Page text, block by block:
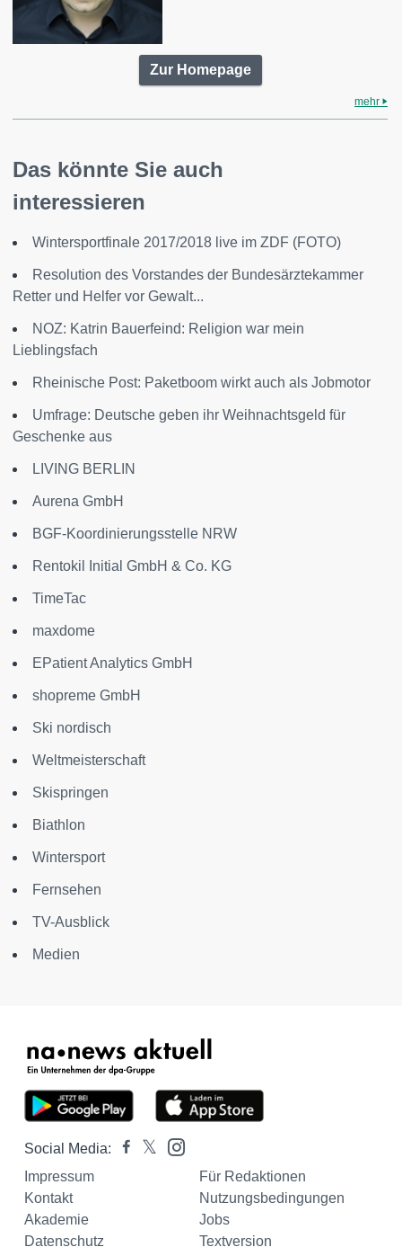
Zur Homepage
mehr
Das könnte Sie auch
interessieren
Wintersportfinale 2017/2018 live im ZDF (FOTO)
Resolution des Vorstandes der Bundesärztekammer
Retter und Helfer vor Gewalt...
NOZ: Katrin Bauerfeind: Religion war mein
Lieblingsfach
Rheinische Post: Paketboom wirkt auch als Jobmotor
Umfrage: Deutsche geben ihr Weihnachtsgeld für
Geschenke aus
LIVING BERLIN
Aurena GmbH
BGF-Koordinierungsstelle NRW
Rentokil Initial GmbH & Co. KG
TimeTac
maxdome
EPatient Analytics GmbH
shopreme GmbH
Ski nordisch
Weltmeisterschaft
Skispringen
Biathlon
Wintersport
Fernsehen
TV-Ausblick
Medien
Social Media:
Impressum
Für Redaktionen
Kontakt
Nutzungsbedingungen
Akademie
Jobs
Datenschutz
Textversion